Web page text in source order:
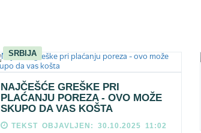
SRBIJA
NAJČEŠĆE GREŠKE PRI
PLAĆANJU POREZA - OVO MOŽE
SKUPO DA VAS KOŠTA
TEKST OBJAVLJEN: 30.10.2025 11:02